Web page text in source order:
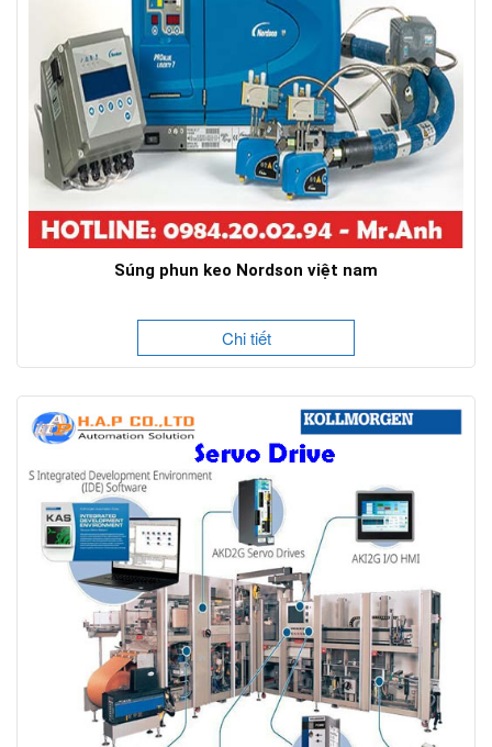
Súng phun keo Nordson việt nam
Chi tiết